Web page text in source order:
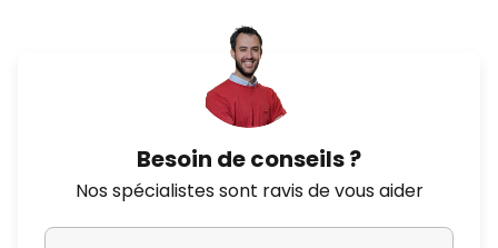
Besoin de conseils ?
Nos spécialistes sont ravis de vous aider